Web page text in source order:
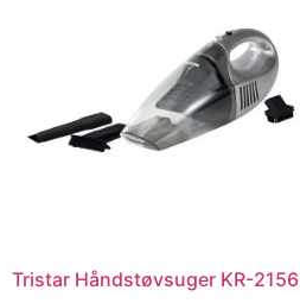
Tristar Håndstøvsuger KR-2156